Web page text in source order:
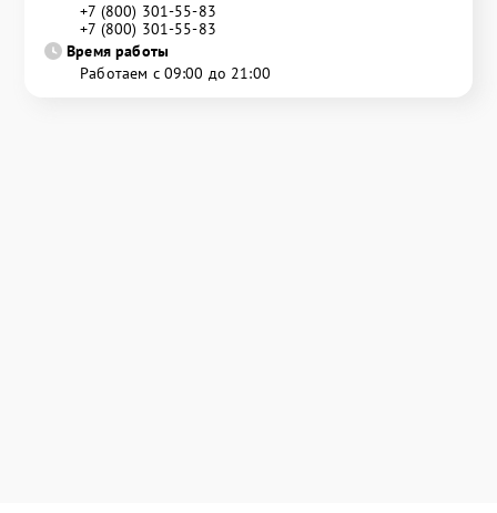
+7 (800) 301-55-83
+7 (800) 301-55-83
Время работы
Работаем с 09:00 до 21:00